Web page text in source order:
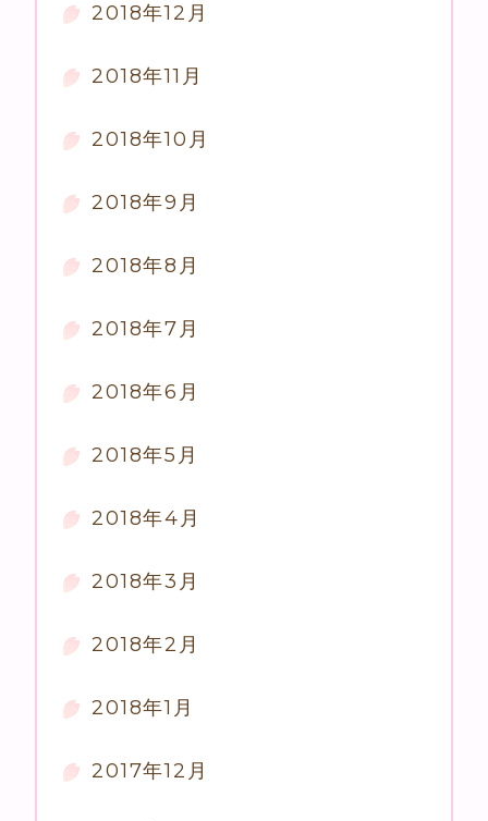
2018年12月
2018年11月
2018年10月
2018年9月
2018年8月
2018年7月
2018年6月
2018年5月
2018年4月
2018年3月
2018年2月
2018年1月
2017年12月